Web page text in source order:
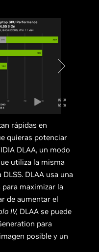
rápidas en
quieras potenciar
DLAA, un modo
utiliza la misma
DLAA usa una
maximizar la
de aumentar el
IV, DLAA se puede
para
posible y un